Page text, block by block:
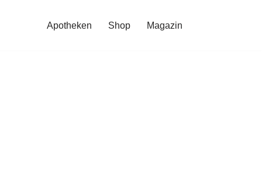
Apotheken Shop Magazin